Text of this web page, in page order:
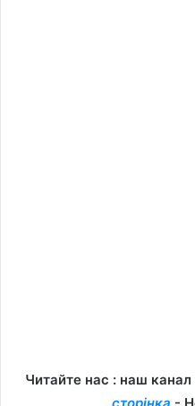
Читайте нас : наш канал